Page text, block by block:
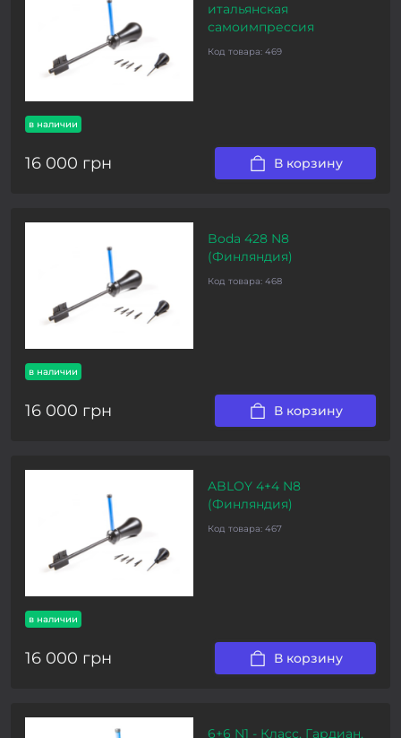
в наличии
итальянская
самоимпрессия
Код товара: 469
16 000 грн В корзину
в наличии
Boda 428 N8
(Финляндия)
Код товара: 468
16 000 грн В корзину
в наличии
ABLOY 4+4 N8
(Финляндия)
Код товара: 467
16 000 грн В корзину
6+6 N1 - Класс, Гардиан,